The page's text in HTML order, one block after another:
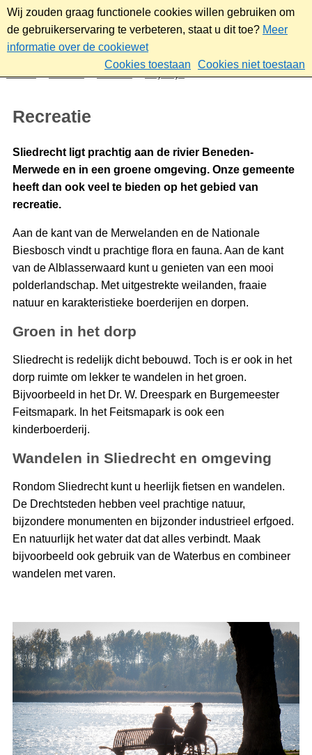
Wij zouden graag functionele cookies willen gebruiken om
de gebruikerservaring te verbeteren, staat u dit toe? Meer
informatie over de cookiewet
Cookies toestaan
Cookies niet toestaan
Wonen Vrije tijd Recreatie
Recreatie
Sliedrecht ligt prachtig aan de rivier Beneden-
Merwede en in een groene omgeving. Onze gemeente
heeft dan ook veel te bieden op het gebied van
recreatie.
Aan de kant van de Merwelanden en de Nationale
Biesbosch vindt u prachtige flora en fauna. Aan de kant
van de Alblasserwaard kunt u genieten van een mooi
polderlandschap. Met uitgestrekte weilanden, fraaie
natuur en karakteristieke boerderijen en dorpen.
Groen in het dorp
Sliedrecht is redelijk dicht bebouwd. Toch is er ook in het
dorp ruimte om lekker te wandelen in het groen.
Bijvoorbeeld in het Dr. W. Dreespark en Burgemeester
Feitsmapark. In het Feitsmapark is ook een
kinderboerderij.
Wandelen in Sliedrecht en omgeving
Rondom Sliedrecht kunt u heerlijk fietsen en wandelen.
De Drechtsteden hebben veel prachtige natuur,
bijzondere monumenten en bijzonder industrieel erfgoed.
En natuurlijk het water dat dat alles verbindt. Maak
bijvoorbeeld ook gebruik van de Waterbus en combineer
wandelen met varen.